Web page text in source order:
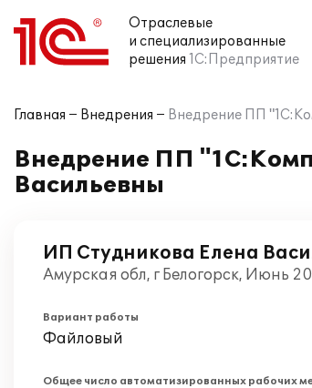
Отраслевые
и специализированные
решения 1С:Предприятие
Главная Внедрения Внедрение ПП
Внедрение ПП
Васильевны
ИП Студникова Елена
Амурская обл, г Белогорск, Июнь
Вариант работы
Файловый
Общее число автоматизированных рабочих